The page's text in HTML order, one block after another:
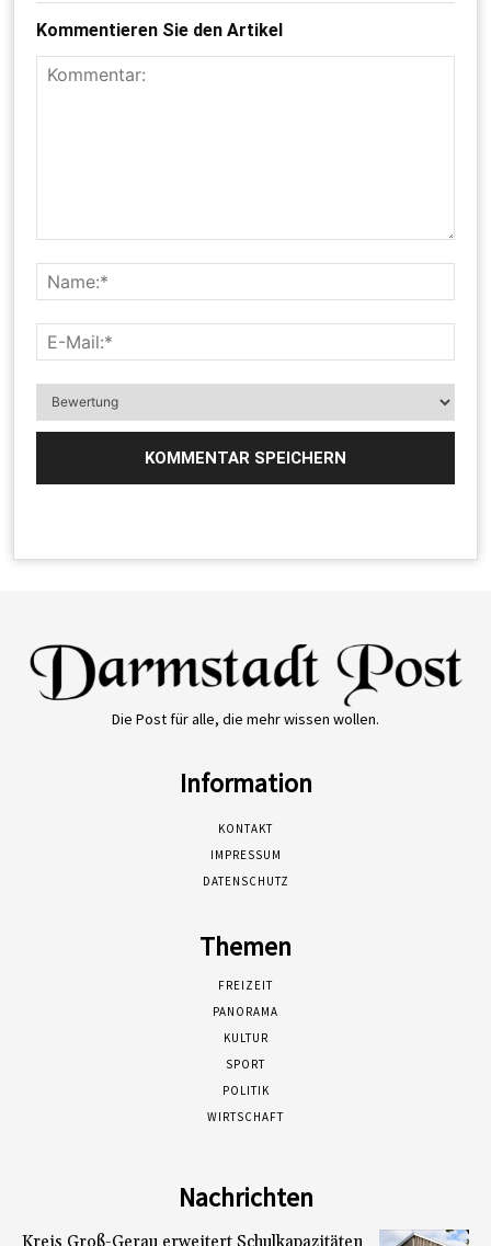
Kommentieren Sie den Artikel
Die Post für alle, die mehr wissen wollen.
Information
KONTAKT
IMPRESSUM
DATENSCHUTZ
Themen
FREIZEIT
PANORAMA
KULTUR
SPORT
POLITIK
WIRTSCHAFT
Nachrichten
Kreis Groß-Gerau erweitert Schulkapazitäten